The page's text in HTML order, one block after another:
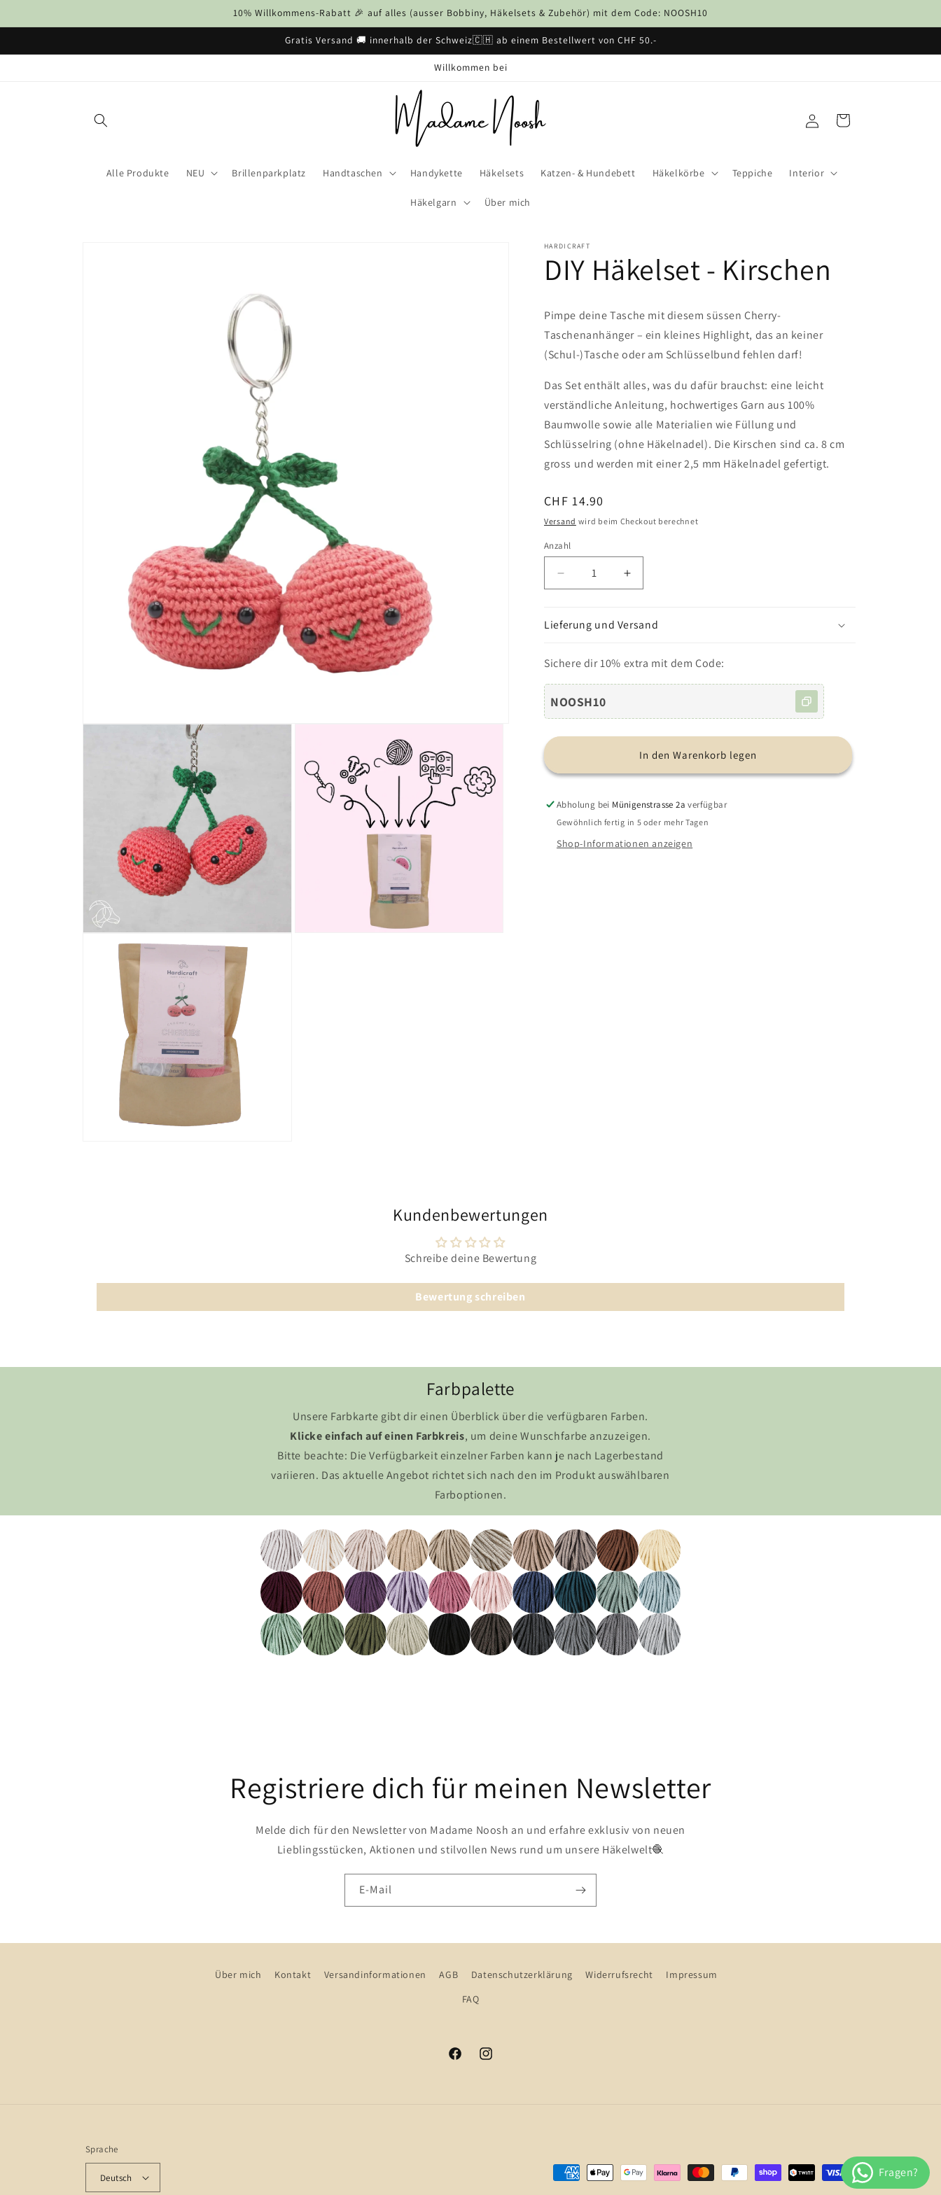
Inhalt
10% Willkommens-Rabatt 🎉 auf alles (ausser Bobbiny, Häkelsets & Zubehör) mit dem Code: NOOSH10
Gratis Versand 🚚 innerhalb der Schweiz🇨🇭 ab einem Bestellwert von CHF 50.-
Willkommen bei
Alle Produkte NEU Brillenparkplatz Handtaschen Handykette Häkelsets Katzen- & Hundebett Häkelkörbe Teppiche Interior
Häkelgarn Über mich
EinloggenWarenkorb
HARDICRAFT
DIY Häkelset - Kirschen
Pimpe deine Tasche mit diesem süssen Cherry-
Taschenanhänger – ein kleines Highlight, das an keiner
(Schul-)Tasche oder am Schlüsselbund fehlen darf!
Das Set enthält alles, was du dafür brauchst: eine leicht
verständliche Anleitung, hochwertiges Garn aus 100%
Baumwolle sowie alle Materialien wie Füllung und
Schlüsselring (ohne Häkelnadel). Die Kirschen sind ca. 8 cm
gross und werden mit einer 2,5 mm Häkelnadel gefertigt.
Normaler
Preis
CHF 14.90
Versand wird beim Checkout berechnet
Anzahl
Verringere
die
für
-
Kirschen
Erhöhe
die
für
-
Kirschen
Lieferung und Versand
Sichere dir 10% extra mit dem Code:
NOOSH10
In den Warenkorb legen
Abholung bei Münigenstrasse 2a verfügbar
Gewöhnlich fertig in 5 oder mehr Tagen
Shop-Informationen anzeigen
Kundenbewertungen
Schreibe deine Bewertung
Bewertung schreiben
Farbpalette
Unsere Farbkarte gibt dir einen Überblick über die verfügbaren Farben.
Klicke einfach auf einen Farbkreis, um deine Wunschfarbe anzuzeigen.
Bitte beachte: Die Verfügbarkeit einzelner Farben kann je nach Lagerbestand
variieren. Das aktuelle Angebot richtet sich nach den im Produkt auswählbaren
Farboptionen.
Registriere dich für meinen Newsletter
Melde dich für den Newsletter von Madame Noosh an und erfahre exklusiv von neuen
Lieblingsstücken, Aktionen und stilvollen News rund um unsere Häkelwelt🧶
E-Mail
Über mich Kontakt Versandinformationen AGB Datenschutzerklärung Widerrufsrecht
Impressum
FAQ
FacebookInstagram
Sprache
Deutsch Zahlungsmethoden